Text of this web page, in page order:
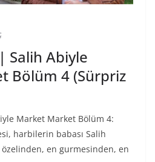
Salih Abiyle
Bölüm 4 (Sürpriz
Market Market Bölüm 4:
harbilerin babası Salih
en gurmesinden, en